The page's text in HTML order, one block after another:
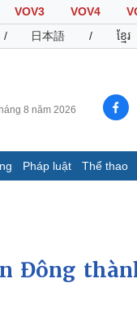
VOV3 VOV4
/ 日本語 / ខ្មែរ
8 năm 2026
Pháp luật Thể thao
Đông